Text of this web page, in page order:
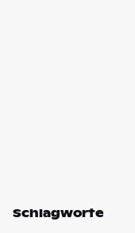
Schlagworte